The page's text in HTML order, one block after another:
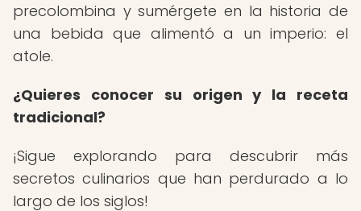
precolombina y sumérgete en la historia de
una bebida que alimentó a un imperio: el
atole.
¿Quieres conocer su origen y la receta
tradicional?
¡Sigue explorando para descubrir más
secretos culinarios que han perdurado a lo
largo de los siglos!